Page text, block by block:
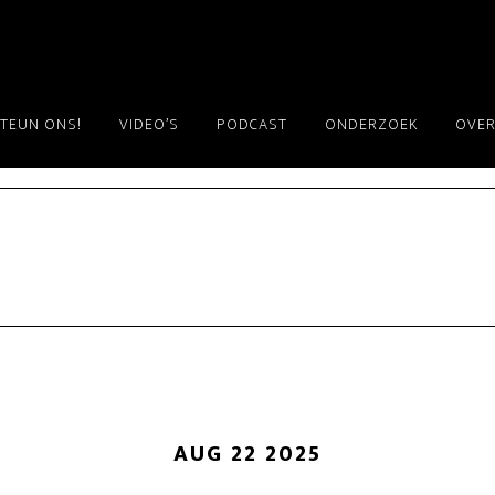
ONS! VIDEO’S PODCAST ONDERZOEK
AUG 22 2025